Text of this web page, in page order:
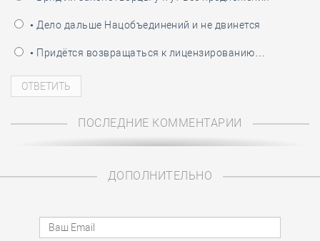
• Дело дальше Нацобъединений и не двинется
• Придётся возвращаться к лицензированию…
ПОСЛЕДНИЕ КОММЕНТАРИИ
ДОПОЛНИТЕЛЬНО